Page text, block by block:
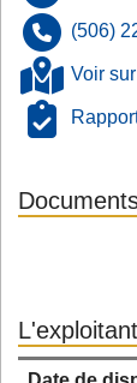
(506)
Voir